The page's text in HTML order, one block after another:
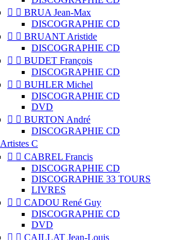
  BRUA Jean-Max
DISCOGRAPHIE CD
  BRUANT Aristide
DISCOGRAPHIE CD
  BUDET François
DISCOGRAPHIE CD
  BUHLER Michel
DISCOGRAPHIE CD
DVD
  BURTON André
DISCOGRAPHIE CD
Artistes C
  CABREL Francis
DISCOGRAPHIE CD
DISCOGRAPHIE 33 TOURS
LIVRES
  CADOU René Guy
DISCOGRAPHIE CD
DVD
  CAILLAT Jean-Louis